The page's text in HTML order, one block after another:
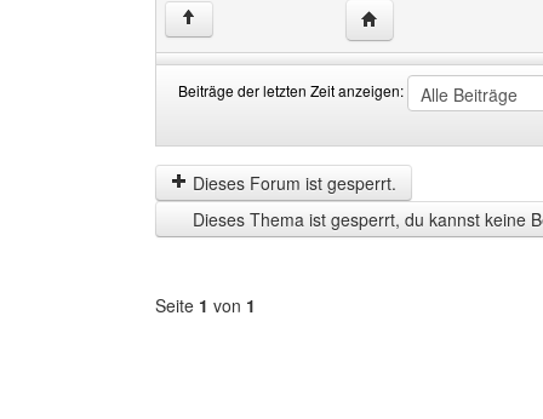
↑ Website dieses
Beiträge der letzten Zeit anzeigen:
der
letzten
Zeit
anzeigen
by
Dieses Forum ist gesperrt.
Dieses Thema ist gesperrt, du kannst keine
Seite 1 von 1